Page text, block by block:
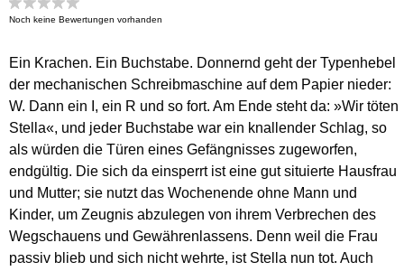
Noch keine Bewertungen vorhanden
Ein Krachen. Ein Buchstabe. Donnernd geht der Typenhebel
der mechanischen Schreibmaschine auf dem Papier nieder:
W. Dann ein I, ein R und so fort. Am Ende steht da: »Wir töten
Stella«, und jeder Buchstabe war ein knallender Schlag, so
als würden die Türen eines Gefängnisses zugeworfen,
endgültig. Die sich da einsperrt ist eine gut situierte Hausfrau
und Mutter; sie nutzt das Wochenende ohne Mann und
Kinder, um Zeugnis abzulegen von ihrem Verbrechen des
Wegschauens und Gewährenlassens. Denn weil die Frau
passiv blieb und sich nicht wehrte, ist Stella nun tot. Auch